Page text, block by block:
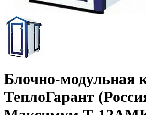
Блочно-модульная
ТеплоГарант